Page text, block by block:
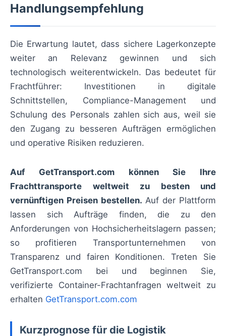
Handlungsempfehlung
Die Erwartung lautet, dass sichere Lagerkonzepte
weiter an Relevanz gewinnen und sich
technologisch weiterentwickeln. Das bedeutet für
Frachtführer: Investitionen in digitale
Schnittstellen, Compliance-Management und
Schulung des Personals zahlen sich aus, weil sie
den Zugang zu besseren Aufträgen ermöglichen
und operative Risiken reduzieren.
Auf GetTransport.com können Sie Ihre
Frachttransporte weltweit zu besten und
vernünftigen Preisen bestellen. Auf der Plattform
lassen sich Aufträge finden, die zu den
Anforderungen von Hochsicherheitslagern passen;
so profitieren Transportunternehmen von
Transparenz und fairen Konditionen. Treten Sie
GetTransport.com bei und beginnen Sie,
verifizierte Container-Frachtanfragen weltweit zu
erhalten GetTransport.com.com
Kurzprognose für die Logistik